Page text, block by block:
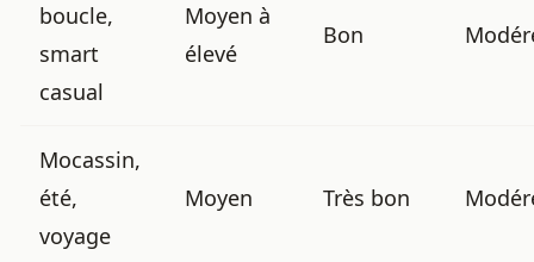
boucle,
smart
casual
Moyen à
élevé
Bon
Mocassin,
été,
voyage
Moyen Très bon